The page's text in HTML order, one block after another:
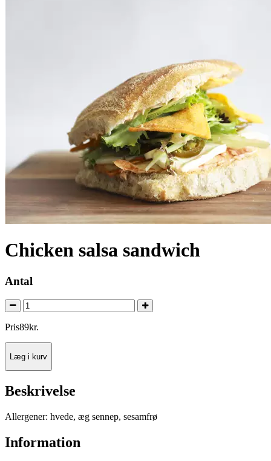
Chicken salsa sandwich
Antal
Pris89kr.
Læg i kurv
Beskrivelse
Allergener: hvede, æg sennep, sesamfrø
Information